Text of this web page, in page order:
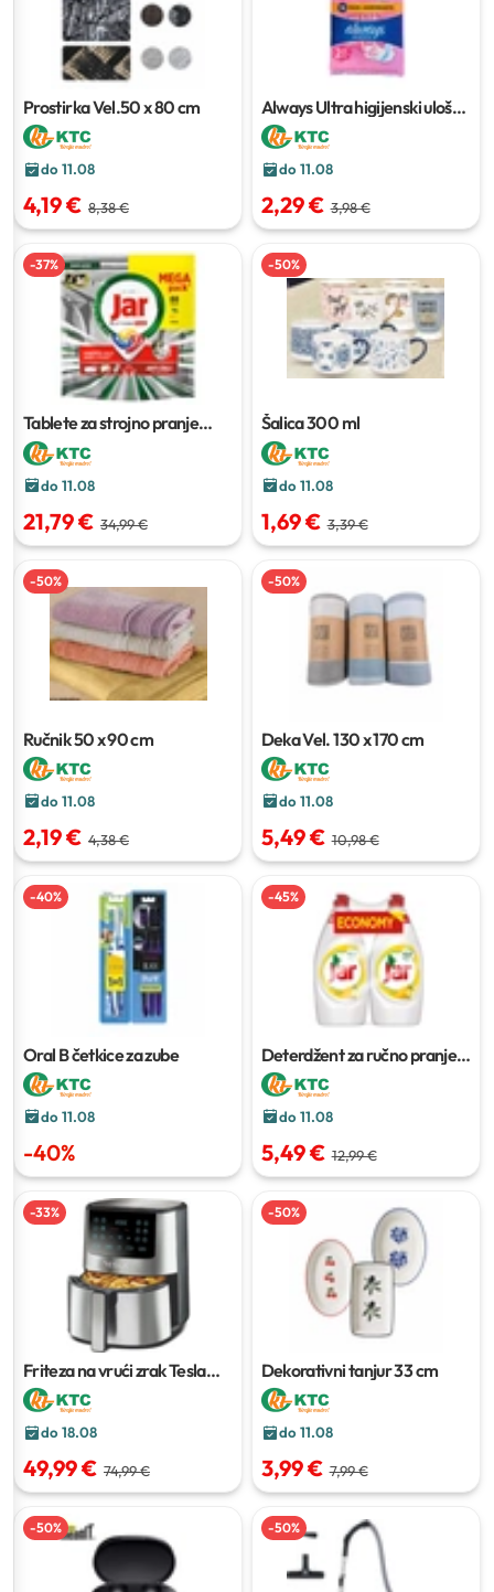
ProstirkaVel.50 x 80 cm
do 11.08
4,19 € 8,38 €
Always Ultra higijenski ulošci
20 kom
do 11.08
2,29 € 3,98 €
-37%
Tablete za strojno pranje
posuđa Jar Platinum
do 11.08
21,79 € 34,99 €
-50%
Šalica300 ml
do 11.08
1,69 € 3,39 €
-50%
Ručnik50 x 90 cm
do 11.08
2,19 € 4,38 €
-50%
DekaVel. 130 x 170 cm
do 11.08
5,49 € 10,98 €
-40%
Oral B četkice za zube
do 11.08
-40%
-45%
Deterdžent za ručno pranje
posuđa Jar
do 11.08
5,49 € 12,99 €
-33%
Friteza na vrući zrak Tesla
AF501BX
do 18.08
49,99 € 74,99 €
-50%
Dekorativni tanjur33 cm
do 11.08
3,99 € 7,99 €
-50% -50%